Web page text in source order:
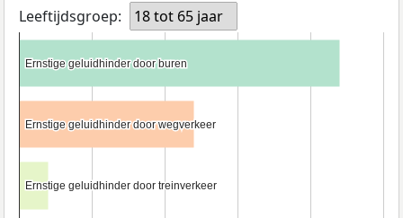
Leeftijdsgroep:
18 tot 65 jaar
Ernstige geluidhinder door buren
Ernstige geluidhinder door buren
Ernstige geluidhinder door wegverkeer
Ernstige geluidhinder door wegverkeer
Ernstige geluidhinder door treinverkeer
Ernstige geluidhinder door treinverkeer